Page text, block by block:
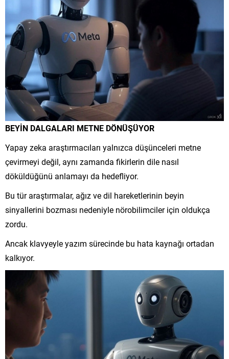
BEYİN DALGALARI METNE DÖNÜŞÜYOR
Yapay zeka araştırmacıları yalnızca düşünceleri metne
çevirmeyi değil, aynı zamanda fikirlerin dile nasıl
döküldüğünü anlamayı da hedefliyor.
Bu tür araştırmalar, ağız ve dil hareketlerinin beyin
sinyallerini bozması nedeniyle nörobilimciler için oldukça
zordu.
Ancak klavyeyle yazım sürecinde bu hata kaynağı ortadan
kalkıyor.